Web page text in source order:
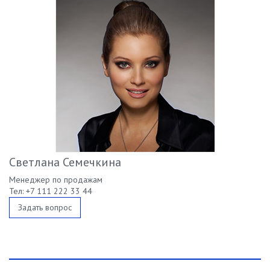
Светлана Семечкина
Менеджер по продажам
Тел: +7 111 222 33 44
Задать вопрос